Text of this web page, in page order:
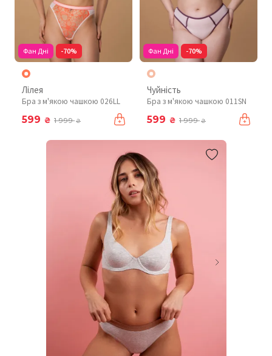
Фан Дні -70%
Лілея
Бра з м'якою чашкою 026LL
599 ₴ 1 999₴
Фан Дні -70%
Чуйність
Бра з м'якою чашкою 011SN
599 ₴ 1 999₴